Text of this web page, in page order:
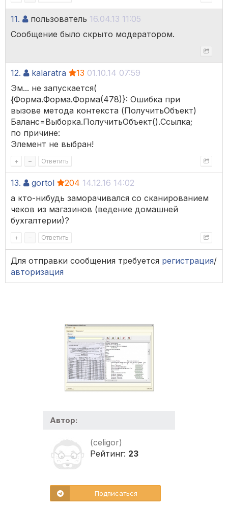
11. пользователь 16.04.13 11:05
Сообщение было скрыто модератором.
12. kalaratra 13 01.10.14 07:59
Эм... не запускается(
{Форма.Форма.Форма(478)}: Ошибка при
вызове метода контекста (ПолучитьОбъект)
Баланс=Выборка.ПолучитьОбъект().Ссылка;
по причине:
Элемент не выбран!
+ – Ответить
13. gortol 204 14.12.16 14:02
а кто-нибудь заморачивался со сканированием
чеков из магазинов (ведение домашней
бухгалтерии)?
+ – Ответить
Для отправки сообщения требуется регистрация/
авторизация
Автор:
(celigor)
Рейтинг: 23
Подписаться